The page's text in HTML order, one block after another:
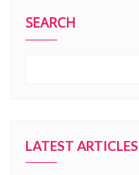
SEARCH
LATEST ARTICLES